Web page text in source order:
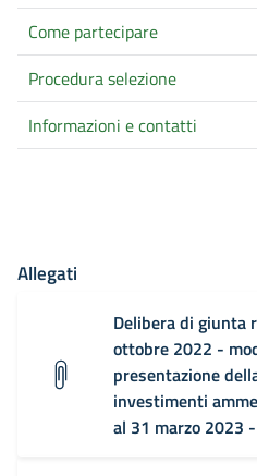
Come partecipare
Procedura selezione
Informazioni e contatti
Allegati
Delibera di giunta
ottobre 2022 -
presentazione
investimenti
al 31 marzo 2023